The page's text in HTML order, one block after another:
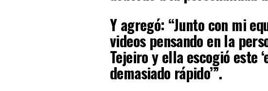
Y agregó: “Junto con mi
videos pensando en la
Tejeiro y ella escogió este
demasiado rápido’”.